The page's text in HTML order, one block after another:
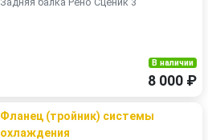
В наличии
8 000 ₽
Фланец (тройник) системы
охлаждения